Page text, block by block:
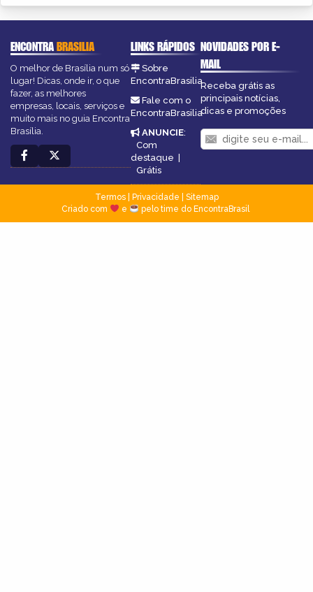
ENCONTRABRASILIA
O melhor de Brasília num só
lugar! Dicas, onde ir, o que
fazer, as melhores
empresas, locais, serviços e
muito mais no guia Encontra
Brasília.
LINKS RÁPIDOS
Sobre
EncontraBrasilia
Fale com o
EncontraBrasilia
ANUNCIE:
Com
destaque |
Grátis
NOVIDADES POR E-
MAIL
Receba grátis as
principais notícias,
dicas e promoções
Termos| Privacidade
Sitemap
Criado com
e pelo time do EncontraBrasil